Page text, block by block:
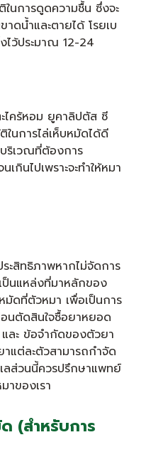
นการดูดความชื้น ซึ่งจะ
ดน้ำและตายได้ โรยเบ
ไว้ประมาณ 12-24
ไคร้หอม ยูคาลิปตัส ซี
นการไล่เห็บหมัดได้ดี
ริเวณที่ต้องการ
เกินไปเพราะจะทำให้หมา
ะสิทธิภาพหากไม่จัดการ
นแหล่งที่มาหลักของ
มัดที่ตัวหมา เพื่อเป็นการ
นตัดสินใจซื้อยาหยอด
ละ ข้อจำกัดของตัวยา
าแต่ละตัวสามารถกำจัด
ลส่วนนี้ควรปรึกษาแพทย์
าของเรา
(สำหรับการ